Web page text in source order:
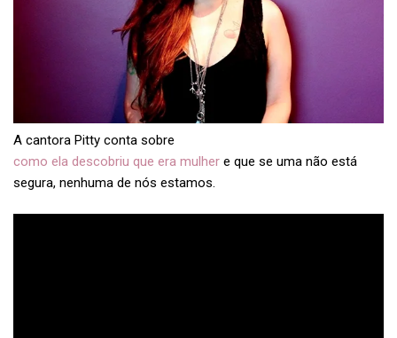
A cantora Pitty conta sobre
como ela descobriu que era mulher e que se uma não está
segura, nenhuma de nós estamos.